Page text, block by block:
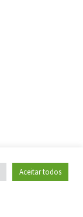
Aceitar todos